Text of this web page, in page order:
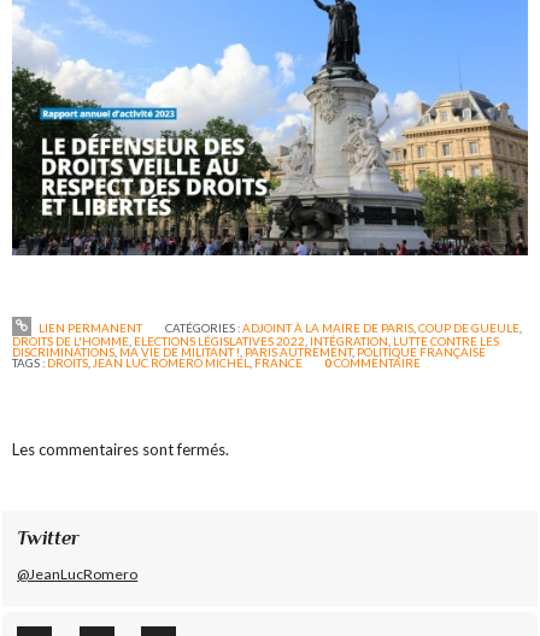
LIEN PERMANENT CATÉGORIES :ADJOINT À LA MAIRE DE PARIS, COUP DE GUEULE,
DROITS DE L'HOMME ELECTIONS LÉGISLATIVES 2022 INTÉGRATION LUTTE CONTRE LES
DISCRIMINATIONS MA VIE DE MILITANT ! PARIS AUTREMENT, POLITIQUE FRANÇAISE
TAGS : DROITS JEAN LUC ROMERO MICHEL FRANCE 0COMMENTAIRE
Les commentaires sont fermés.
Twitter
@JeanLucRomero